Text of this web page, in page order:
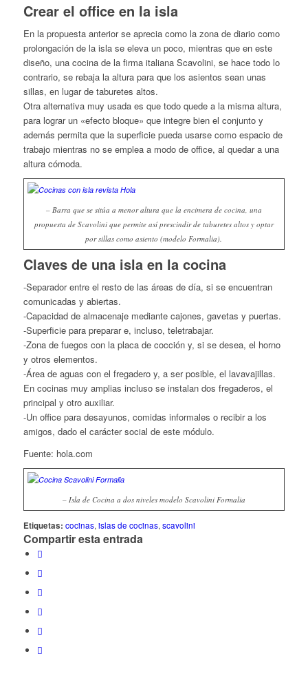
Crear el office en la isla
En la propuesta anterior se aprecia como la zona de diario como
prolongación de la isla se eleva un poco, mientras que en este
diseño, una cocina de la firma italiana Scavolini, se hace todo lo
contrario, se rebaja la altura para que los asientos sean unas
sillas, en lugar de taburetes altos.
Otra alternativa muy usada es que todo quede a la misma altura,
para lograr un «efecto bloque» que integre bien el conjunto y
además permita que la superficie pueda usarse como espacio de
trabajo mientras no se emplea a modo de office, al quedar a una
altura cómoda.
– Barra que se sitúa a menor altura que la encimera de cocina, una
propuesta de Scavolini que permite así prescindir de taburetes altos y optar
por sillas como asiento (modelo Formalia).
Claves de una isla en la cocina
-Separador entre el resto de las áreas de día, si se encuentran
comunicadas y abiertas.
-Capacidad de almacenaje mediante cajones, gavetas y puertas.
-Superficie para preparar e, incluso, teletrabajar.
-Zona de fuegos con la placa de cocción y, si se desea, el horno
y otros elementos.
-Área de aguas con el fregadero y, a ser posible, el lavavajillas.
En cocinas muy amplias incluso se instalan dos fregaderos, el
principal y otro auxiliar.
-Un office para desayunos, comidas informales o recibir a los
amigos, dado el carácter social de este módulo.
Fuente: hola.com
– Isla de Cocina a dos niveles modelo Scavolini Formalia
Etiquetas: cocinas,islas de cocinas,scavolini
Compartir esta entrada